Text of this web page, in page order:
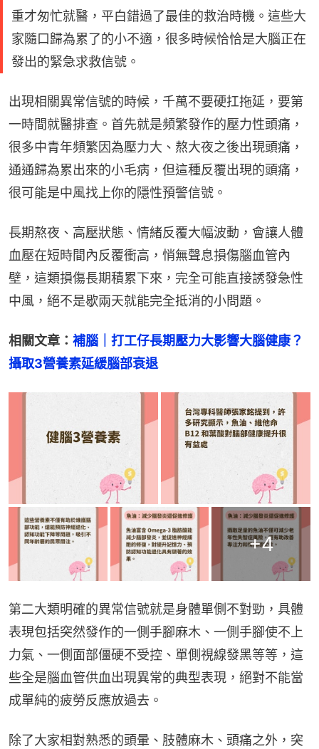
重才匆忙就醫，平白錯過了最佳的救治時機。這些大
家隨口歸為累了的小不適，很多時候恰恰是大腦正在
發出的緊急求救信號。
出現相關異常信號的時候，千萬不要硬扛拖延，要第
一時間就醫排查。首先就是頻繁發作的壓力性頭痛，
很多中青年頻繁因為壓力大、熬大夜之後出現頭痛，
通通歸為累出來的小毛病，但這種反覆出現的頭痛，
很可能是中風找上你的隱性預警信號。
長期熬夜、高壓狀態、情緒反覆大幅波動，會讓人體
血壓在短時間內反覆衝高，悄無聲息損傷腦血管內
壁，這類損傷長期積累下來，完全可能直接誘發急性
中風，絕不是歇兩天就能完全抵消的小問題。
相關文章： 補腦｜打工仔長期壓力大影響大腦健康？
攝取3營養素延緩腦部衰退
+4
第二大類明確的異常信號就是身體單側不對勁，具體
表現包括突然發作的一側手腳麻木、一側手腳使不上
力氣、一側面部僵硬不受控、單側視線發黑等等，這
些全是腦血管供血出現異常的典型表現，絕對不能當
成單純的疲勞反應放過去。
除了大家相對熟悉的頭暈、肢體麻木、頭痛之外，突